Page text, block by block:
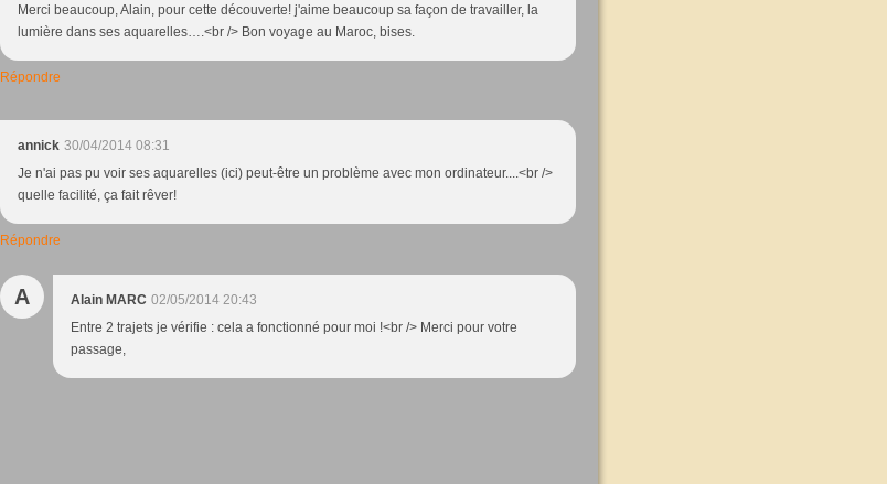
Merci beaucoup, Alain, pour cette découverte! j'aime beaucoup sa façon de travailler, la
lumière dans ses aquarelles….<br /> Bon voyage au Maroc, bises.
Répondre
annick 30/04/2014 08:31
Je n'ai pas pu voir ses aquarelles (ici) peut-être un problème avec mon ordinateur....<br />
quelle facilité, ça fait rêver!
Répondre
A Alain MARC 02/05/2014 20:43
Entre 2 trajets je vérifie : cela a fonctionné pour moi !<br /> Merci pour votre
passage,